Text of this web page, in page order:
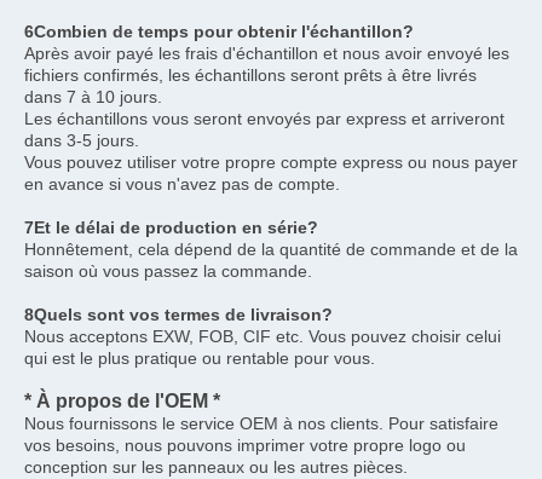
6Combien de temps pour obtenir l'échantillon?
Après avoir payé les frais d'échantillon et nous avoir envoyé les
fichiers confirmés, les échantillons seront prêts à être livrés
dans 7 à 10 jours.
Les échantillons vous seront envoyés par express et arriveront
dans 3-5 jours.
Vous pouvez utiliser votre propre compte express ou nous payer
en avance si vous n'avez pas de compte.
7Et le délai de production en série?
Honnêtement, cela dépend de la quantité de commande et de la
saison où vous passez la commande.
8Quels sont vos termes de livraison?
Nous acceptons EXW, FOB, CIF etc. Vous pouvez choisir celui
qui est le plus pratique ou rentable pour vous.
* À propos de l'OEM *
Nous fournissons le service OEM à nos clients. Pour satisfaire
vos besoins, nous pouvons imprimer votre propre logo ou
conception sur les panneaux ou les autres pièces.